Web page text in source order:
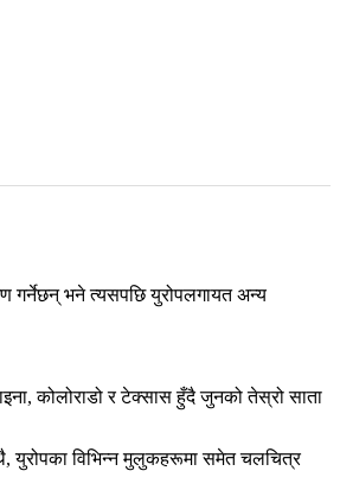
गर्नेछन् भने त्यसपछि युरोपलगायत अन्य
कोलोराडो र टेक्सास हुँदै जुनको तेस्रो साता
युरोपका विभिन्न मुलुकहरूमा समेत चलचित्र